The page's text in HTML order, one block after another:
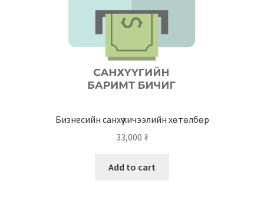
Бизнесийн санхүү хичээлийн хөтөлбөр
33,000 ₮
Add to cart